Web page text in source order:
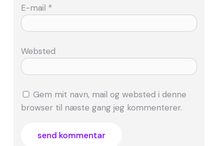
E-mail *
Websted
Gem mit navn, mail og websted i denne
browser til næste gang jeg kommenterer.